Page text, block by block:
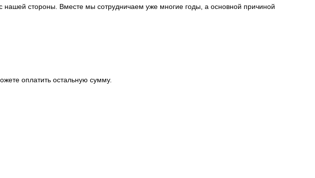
стороны. Вместе мы сотрудничаем уже многие годы, а основной причиной
оплатить остальную сумму.